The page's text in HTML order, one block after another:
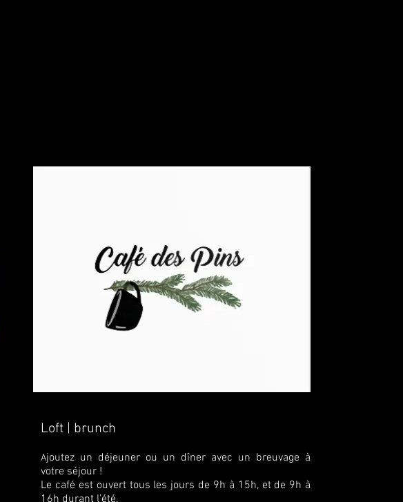
Loft | brunch
Ajoutez un déjeuner ou un dîner avec un breuvage à
votre séjour !
Le café est ouvert tous les jours de 9h à 15h, et de 9h à
16h durant l’été.